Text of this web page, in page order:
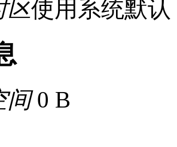
区使用系统默认
间0 B